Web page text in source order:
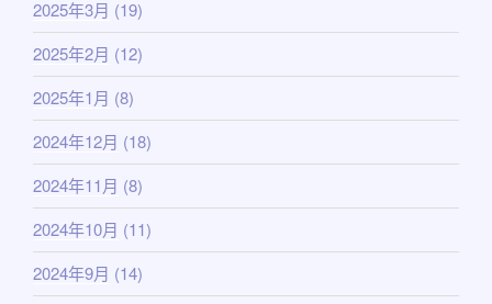
2025年3月 (19)
2025年2月 (12)
2025年1月 (8)
2024年12月 (18)
2024年11月 (8)
2024年10月 (11)
2024年9月 (14)